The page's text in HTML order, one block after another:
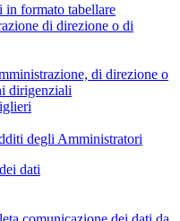
formato tabellare
di direzione o di
di direzione o
dirigenziali
degli Amministratori
dati